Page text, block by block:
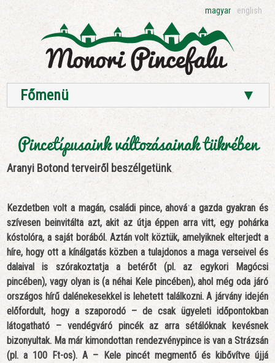
magyar english
Főmenü ▼
Pincetípusaink változásainak tükrében
Aranyi Botond terveiről beszélgetünk
Kezdetben volt a magán, családi pince, ahová a gazda gyakran és
szívesen beinvitálta azt, akit az útja éppen arra vitt, egy pohárka
kóstolóra, a saját borából. Aztán volt köztük, amelyiknek elterjedt a
híre, hogy ott a kínálgatás közben a tulajdonos a maga verseivel és
dalaival is szórakoztatja a betérőt (pl. az egykori Magócsi
pincében), vagy olyan is (a néhai Kele pincében), ahol még oda járó
országos hírű dalénekesekkel is lehetett találkozni. A járvány idején
előfordult, hogy a szaporodó – de csak ügyeleti időpontokban
látogatható – vendégváró pincék az arra sétálóknak kevésnek
bizonyultak. Ma már kimondottan rendezvénypince is van a Strázsán
(pl. a 100 Ft-os). A – Kele pincét megmentő és kibővítve újjá